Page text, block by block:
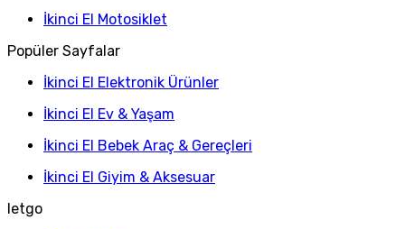
İkinci El Motosiklet
Popüler Sayfalar
İkinci El Elektronik Ürünler
İkinci El Ev & Yaşam
İkinci El Bebek Araç & Gereçleri
İkinci El Giyim & Aksesuar
letgo